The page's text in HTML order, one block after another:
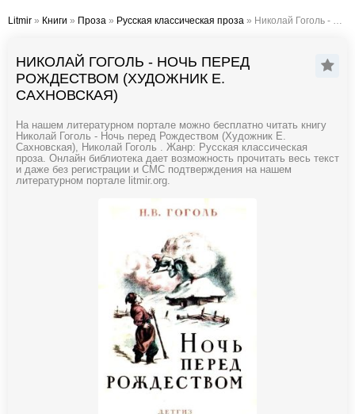
Litmir » Книги » Проза » Русская классическая проза » Николай Гоголь - Ночь перед Рождеством (Художник Е. Сахновская)
НИКОЛАЙ ГОГОЛЬ - НОЧЬ ПЕРЕД
РОЖДЕСТВОМ (ХУДОЖНИК Е.
САХНОВСКАЯ)
На нашем литературном портале можно бесплатно читать книгу
Николай Гоголь - Ночь перед Рождеством (Художник Е.
Сахновская), Николай Гоголь . Жанр: Русская классическая
проза. Онлайн библиотека дает возможность прочитать весь текст
и даже без регистрации и СМС подтверждения на нашем
литературном портале litmir.org.